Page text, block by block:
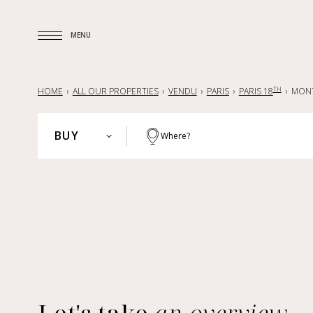
MENU
HOME ALL OUR PROPERTIES VENDU PARIS PARIS 18TH
BUY Where?